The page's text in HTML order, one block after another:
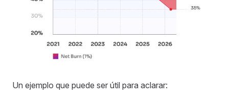
Un ejemplo que puede ser útil para aclarar: